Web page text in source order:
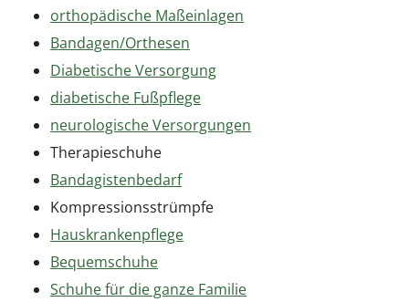
orthopädische Maßeinlagen
Bandagen/Orthesen
Diabetische Versorgung
diabetische Fußpflege
neurologische Versorgungen
Therapieschuhe
Bandagistenbedarf
Kompressionsstrümpfe
Hauskrankenpflege
Bequemschuhe
Schuhe für die ganze Familie